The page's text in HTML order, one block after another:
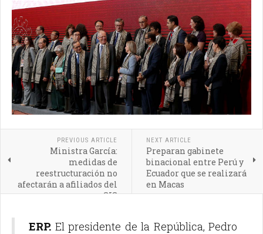
PREVIOUS ARTICLE
Ministra García:
medidas de
reestructuración no
afectarán a afiliados del
SIS
NEXT ARTICLE
Preparan gabinete
binacional entre Perú y
Ecuador que se realizará
en Macas
ERP. El presidente de la República, Pedro